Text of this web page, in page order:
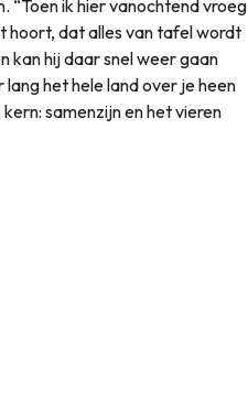
ik hier vanochtend vroeg
hoort, dat alles van tafel wordt
kan hij daar snel weer gaan
het hele land over je heen
samenzijn en het vieren